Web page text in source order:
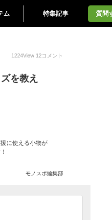
ム 特集記事 質問
1224View 12コメント
を教え
に使える小物が
モノスポ編集部